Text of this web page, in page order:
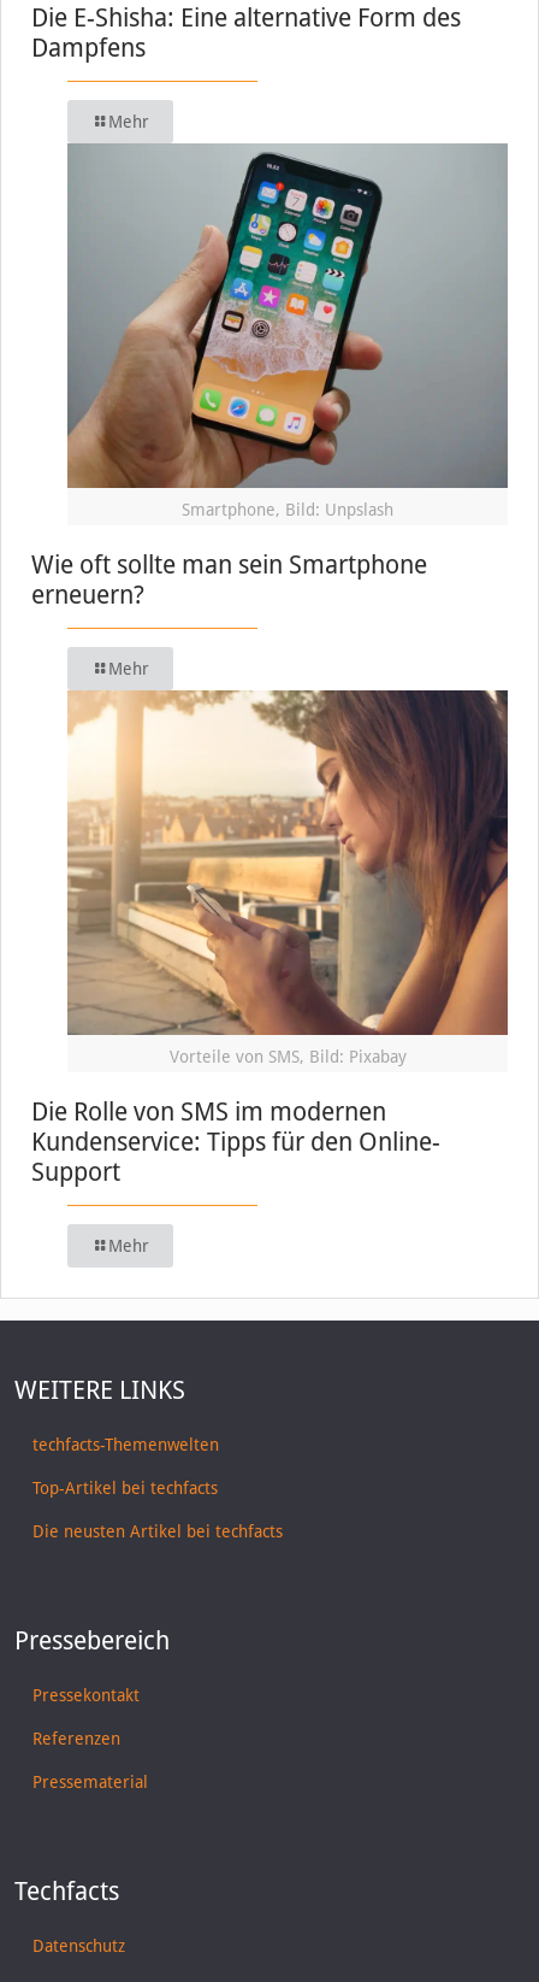
Die E-Shisha: Eine alternative Form des
Dampfens
Mehr
Smartphone, Bild: Unpslash
Wie oft sollte man sein Smartphone
erneuern?
Mehr
Vorteile von SMS, Bild: Pixabay
Die Rolle von SMS im modernen
Kundenservice: Tipps für den Online-
Support
Mehr
WEITERE LINKS
techfacts-Themenwelten
Top-Artikel bei techfacts
Die neusten Artikel bei techfacts
Pressebereich
Pressekontakt
Referenzen
Pressematerial
Techfacts
Datenschutz